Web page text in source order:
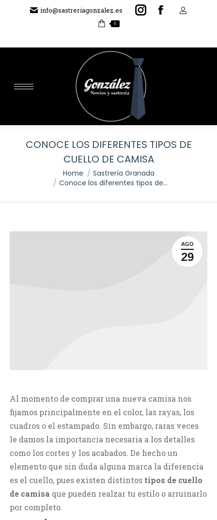
info@sastreriagonzalez.es
Instagram
Facebook
0
CONOCE LOS DIFERENTES TIPOS DE
CUELLO DE CAMISA
Home
Sastrería Granada
Conoce los diferentes tipos de…
AGO
29
Al momento de comprar una nueva camisa nos
fijamos principalmente en el color, las rayas, los
cuadros o el estampado. Sin embargo, raras veces
le damos la importancia necesaria a los detalles
como los cortes y los acabados. De hecho un
elemento que sin duda alguna marca la diferencia
es el cuello, pues existen distintos tipos de cuello
de camisa que pueden realzar tu estilo o arruinarlo
por completo.